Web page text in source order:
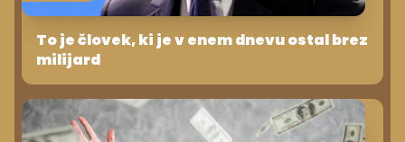
To je človek, ki je v enem dnevu ostal brez
milijard